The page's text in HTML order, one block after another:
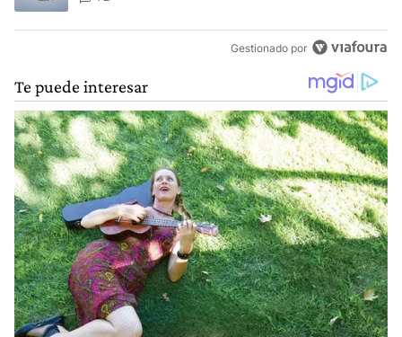
Gestionado por